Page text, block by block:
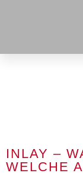
INLAY –
WELCHE